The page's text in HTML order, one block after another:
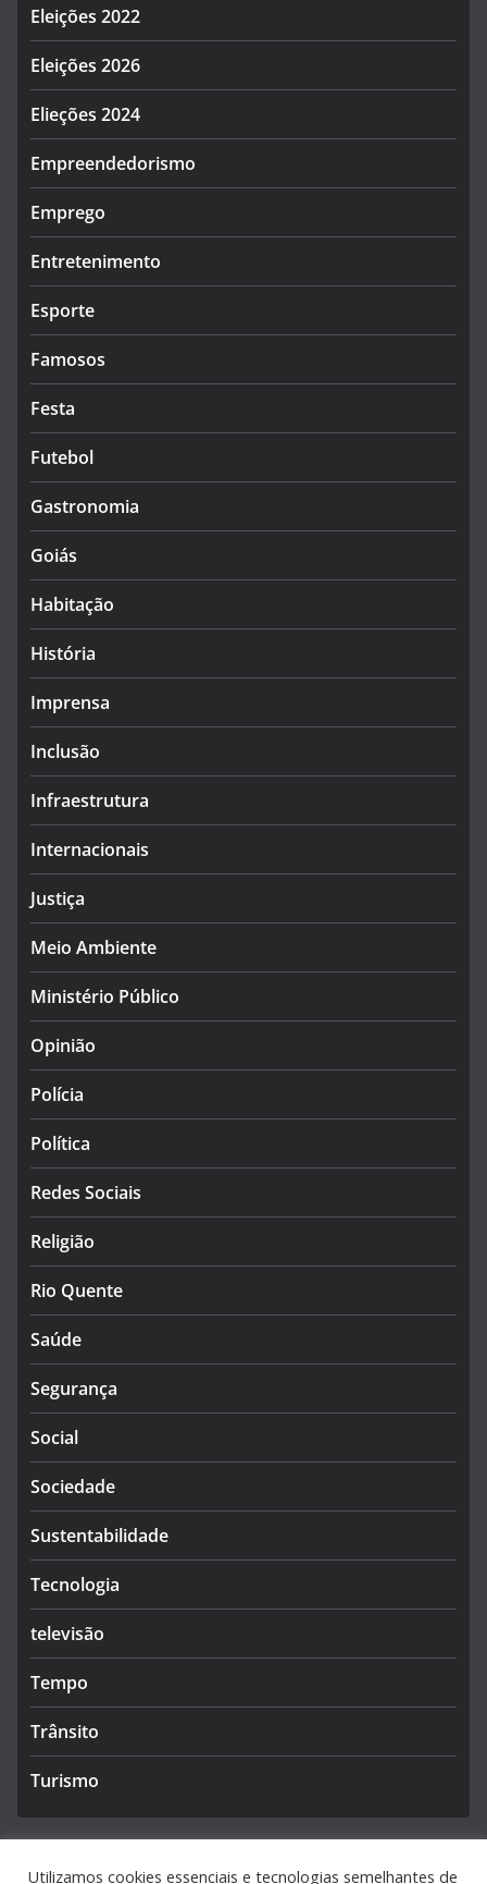
Eleições 2022
Eleições 2026
Elieções 2024
Empreendedorismo
Emprego
Entretenimento
Esporte
Famosos
Festa
Futebol
Gastronomia
Goiás
Habitação
História
Imprensa
Inclusão
Infraestrutura
Internacionais
Justiça
Meio Ambiente
Ministério Público
Opinião
Polícia
Política
Redes Sociais
Religião
Rio Quente
Saúde
Segurança
Social
Sociedade
Sustentabilidade
Tecnologia
televisão
Tempo
Trânsito
Turismo
Utilizamos cookies essenciais e tecnologias semelhantes de